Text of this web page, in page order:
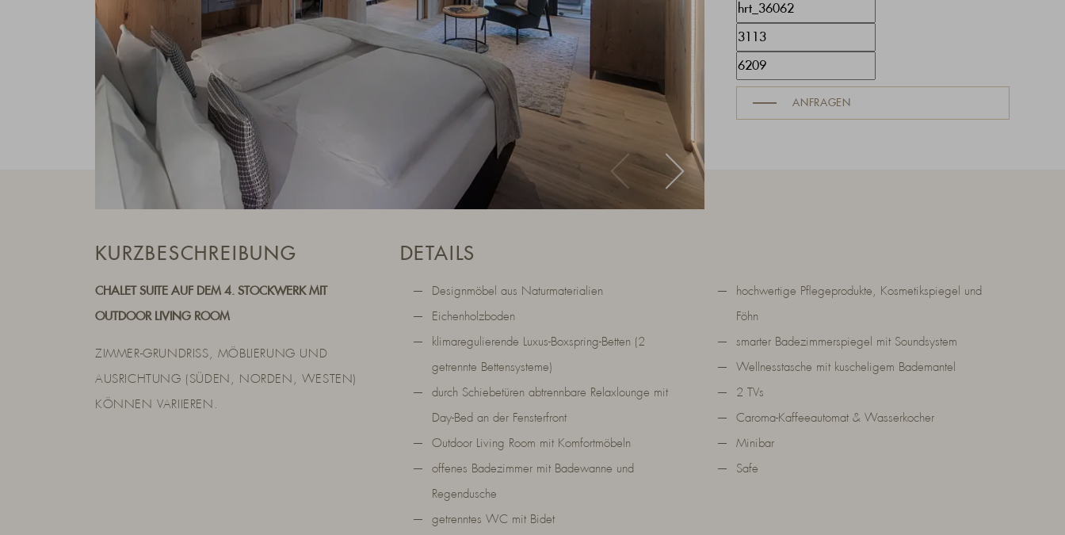
ANFRAGEN
KURZBESCHREIBUNG
CHALET SUITE AUF DEM 4. STOCKWERK MIT
OUTDOOR LIVING ROOM
ZIMMER-GRUNDRISS, MÖBLIERUNG UND
AUSRICHTUNG (SÜDEN, NORDEN, WESTEN)
KÖNNEN VARIIEREN.
DETAILS
Designmöbel aus Naturmaterialien
Eichenholzboden
klimaregulierende Luxus-Boxspring-Betten (2
getrennte Bettensysteme)
durch Schiebetüren abtrennbare Relaxlounge mit
Day-Bed an der Fensterfront
Outdoor Living Room mit Komfortmöbeln
offenes Badezimmer mit Badewanne und
Regendusche
getrenntes WC mit Bidet
hochwertige Pflegeprodukte, Kosmetikspiegel und
Föhn
smarter Badezimmerspiegel mit Soundsystem
Wellnesstasche mit kuscheligem Bademantel
2 TVs
Caroma-Kaffeeautomat & Wasserkocher
Minibar
Safe